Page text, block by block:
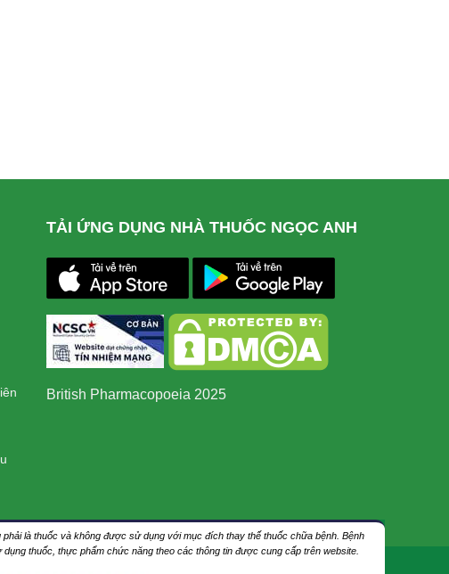
TẢI ỨNG DỤNG NHÀ THUỐC NGỌC ANH
British Pharmacopoeia 2025
là thuốc và không được sử dụng với mục đích thay thế thuốc chữa bệnh. Bệnh
thuốc, thực phẩm chức năng theo các thông tin được cung cấp trên website.